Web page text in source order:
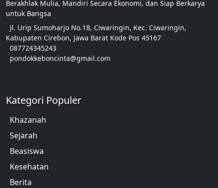
Berakhlak Mulia, Mandiri Secara Ekonomi, dan Siap Berkarya
untuk Bangsa
Jl. Urip Sumoharjo No.18, Ciwaringin, Kec. Ciwaringin,
Kabupaten Cirebon, Jawa Barat Kode Pos 45167
087724345243
pondokkeboncinta@gmail.com
Kategori Populer
Khazanah
Sejarah
Beasiswa
Kesehatan
Berita